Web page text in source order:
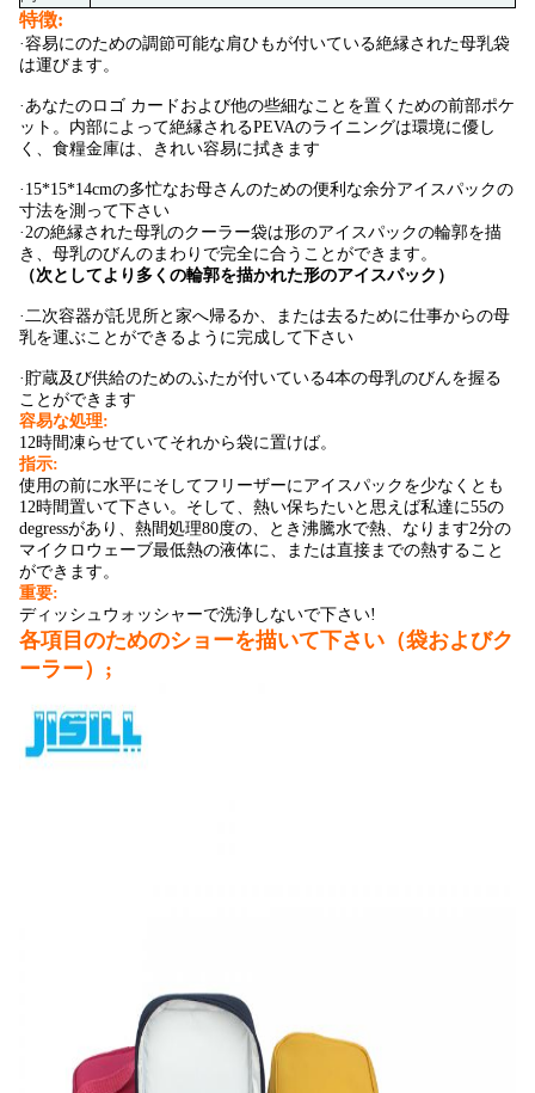
特徴:
·容易にのための調節可能な肩ひもが付いている絶縁された母乳袋
は運びます。
·あなたのロゴ カードおよび他の些細なことを置くための前部ポケ
ット。内部によって絶縁されるPEVAのライニングは環境に優し
く、食糧金庫は、きれい容易に拭きます
·15*15*14cmの多忙なお母さんのための便利な余分アイスパックの
寸法を測って下さい
·2の絶縁された母乳のクーラー袋は形のアイスパックの輪郭を描
き、母乳のびんのまわりで完全に合うことができます。
（次としてより多くの輪郭を描かれた形のアイスパック）
·二次容器が託児所と家へ帰るか、または去るために仕事からの母
乳を運ぶことができるように完成して下さい
·貯蔵及び供給のためのふたが付いている4本の母乳のびんを握る
ことができます
容易な処理:
12時間凍らせていてそれから袋に置けば。
指示:
使用の前に水平にそしてフリーザーにアイスパックを少なくとも
12時間置いて下さい。そして、熱い保ちたいと思えば私達に55の
degressがあり、 熱間処理80度の、とき沸騰水で熱、なります2分の
マイクロウェーブ最低熱の液体に、または直接までの熱すること
ができます。
重要:
ディッシュウォッシャーで洗浄しないで下さい!
各項目のためのショーを描いて下さい（袋およびク
ーラー）;